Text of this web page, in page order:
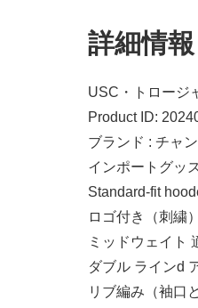
詳細情報
USC・トロージ
Product ID:
ブランド : チャ
インポートグッ
Standard-fit
ロゴ付き（刺繍
ミッドウェイト
ダブル ラインd
リブ編み（袖口